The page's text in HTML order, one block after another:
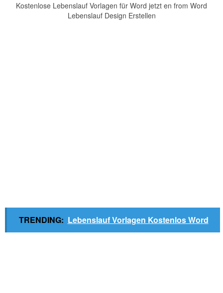
Kostenlose Lebenslauf Vorlagen für Word jetzt en from Word
Lebenslauf Design Erstellen
TRENDING: Lebenslauf Vorlagen Kostenlos Word